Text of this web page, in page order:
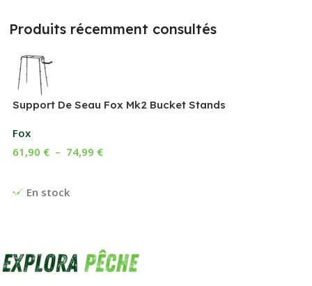
Produits récemment consultés
Support De Seau Fox Mk2 Bucket Stands
Fox
En stock
61,90 € – 74,99 €